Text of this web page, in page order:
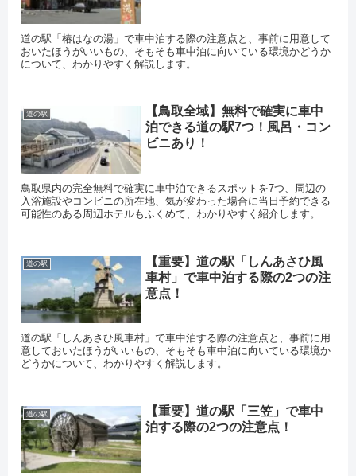
道の駅「椿はなの湯」で車中泊する際の注意点と、事前に用意して
おいたほうがいいもの、そもそも車中泊に向いている環境かどうか
について、わかりやすく解説します。
道の駅
【鳥取全域】無料で確実に車中
泊できる道の駅7つ！風呂・コン
ビニあり！
鳥取県内の完全無料で確実に車中泊できるスポットを7つ、周辺の
入浴施設やコンビニの所在地、気が変わった場合に当日予約できる
可能性のある周辺ホテルもふくめて、わかりやすく紹介します。
道の駅
【重要】道の駅「しんあさひ風
車村」で車中泊する際の2つの注
意点！
道の駅「しんあさひ風車村」で車中泊する際の注意点と、事前に用
意しておいたほうがいいもの、そもそも車中泊に向いている環境か
どうかについて、わかりやすく解説します。
道の駅
【重要】道の駅「三笠」で車中
泊する際の2つの注意点！